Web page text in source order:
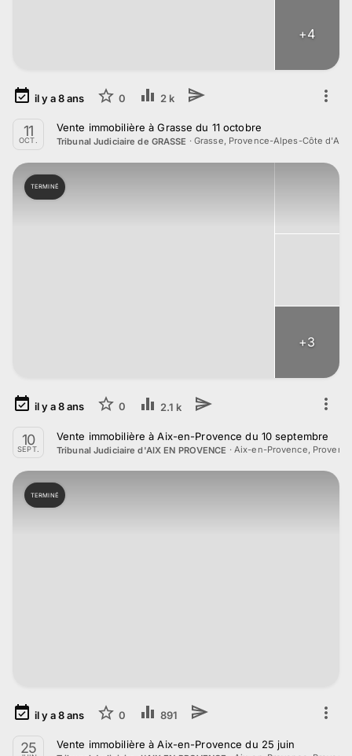
+4
il y a8ans 0 2 k
11
OCT.
Vente immobilière à Grasse du 11 octobre
Tribunal Judiciaire de GRASSE · Grasse, Provence-Alpes-Côte
TERMINÉ
+3
il y a8ans 0 2.1 k
10
SEPT.
Vente immobilière à Aix-en-Provence du 10 septembre
Tribunal Judiciaire d'AIX EN PROVENCE · Aix-en-Provence,
TERMINÉ
il y a8ans 0 891
25 Vente immobilière à Aix-en-Provence du 25 juin